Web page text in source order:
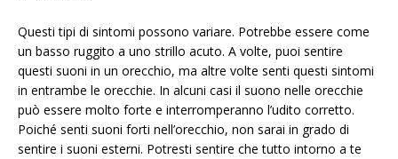
Questi tipi di sintomi possono variare. Potrebbe essere come
un basso ruggito a uno strillo acuto. A volte, puoi sentire
questi suoni in un orecchio, ma altre volte senti questi sintomi
in entrambe le orecchie. In alcuni casi il suono nelle orecchie
può essere molto forte e interromperanno l’udito corretto.
Poiché senti suoni forti nell’orecchio, non sarai in grado di
sentire i suoni esterni. Potresti sentire che tutto intorno a te